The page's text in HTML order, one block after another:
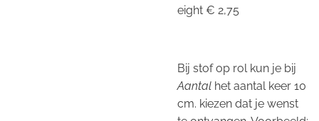
eight € 2,75
Bij stof op rol kun je bij
Aantal het aantal keer 10
cm. kiezen dat je wenst